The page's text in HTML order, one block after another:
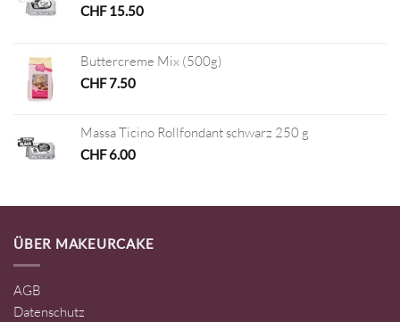
CHF15.50
Buttercreme Mix (500g)
CHF7.50
Massa Ticino Rollfondant schwarz 250 g
CHF6.00
ÜBER MAKEURCAKE
AGB
Datenschutz